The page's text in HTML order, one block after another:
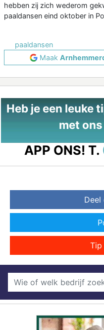
hebben zij zich wederom
paaldansen eind oktober in
paaldansen
Maak
Heb je een leuke
met
APP ONS! T.
Deel
Tip